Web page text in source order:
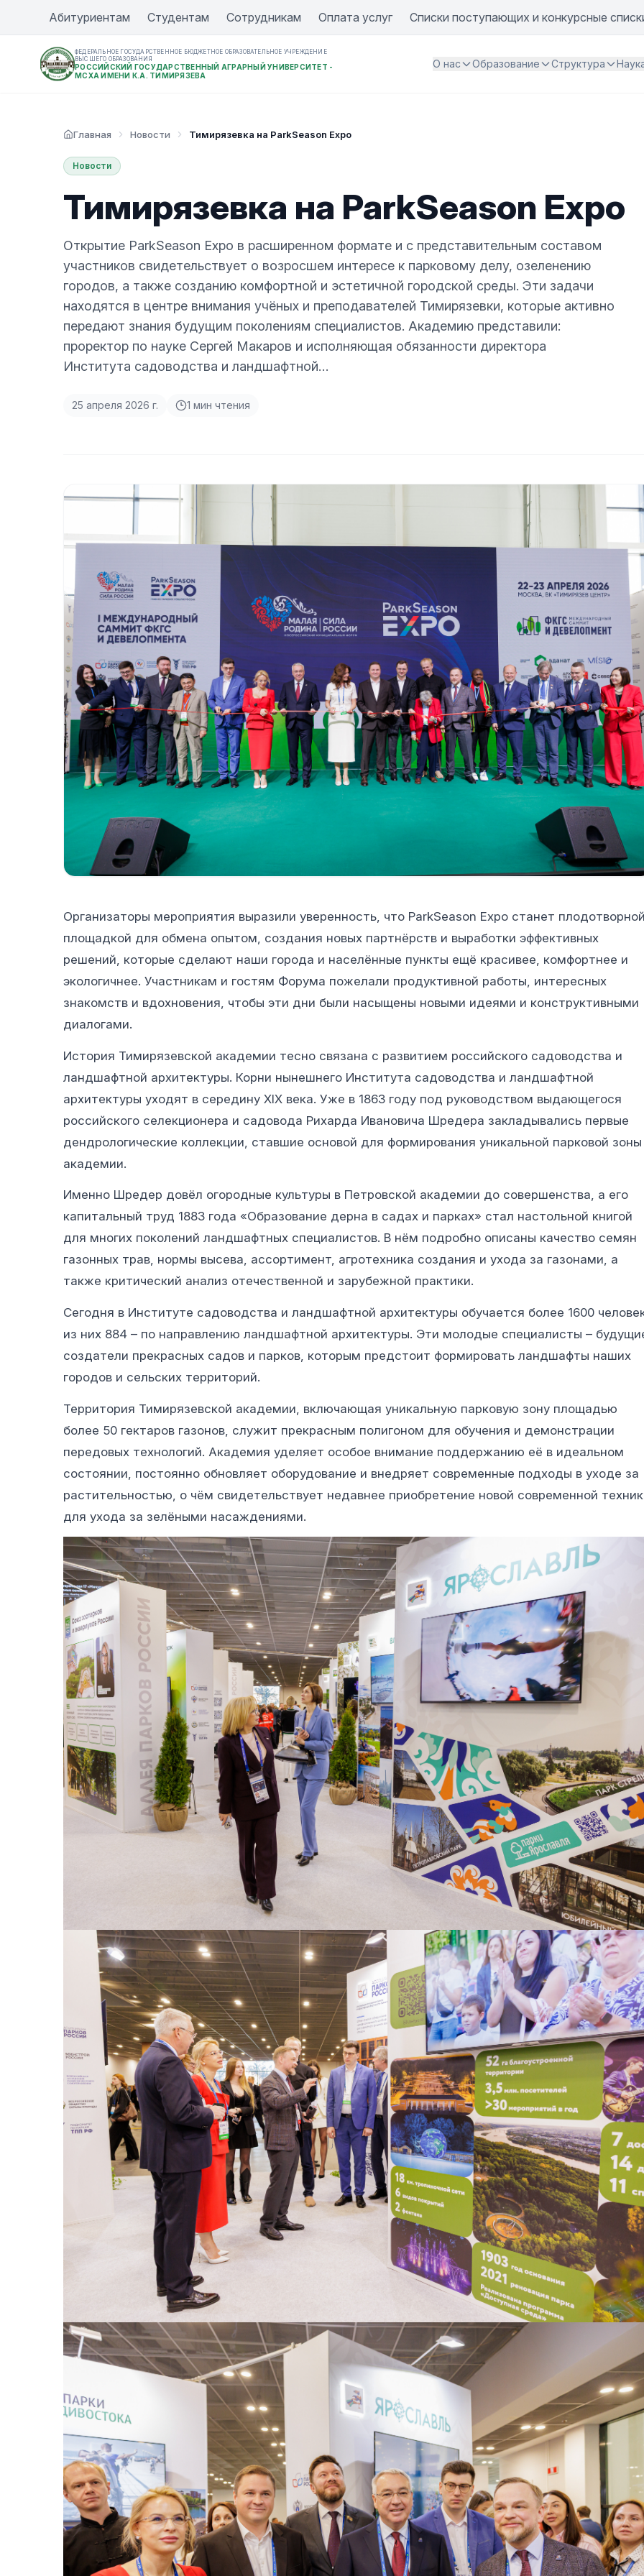
Абитуриентам Студентам Сотрудникам Оплата услуг Списки поступающих и конкурсные
ФЕДЕРАЛЬНОЕ ГОСУДАРСТВЕННОЕ БЮДЖЕТНОЕ ОБРАЗОВАТЕЛЬНОЕ УЧРЕЖДЕНИЕ
ВЫСШЕГО ОБРАЗОВАНИЯ
РОССИЙСКИЙ ГОСУДАРСТВЕННЫЙ АГРАРНЫЙ УНИВЕРСИТЕТ -
МСХА ИМЕНИ К.А. ТИМИРЯЗЕВА
О нас Образование Структура
Главная Новости Тимирязевка на ParkSeason Expo
Новости
Тимирязевка на ParkSeason Expo
Открытие ParkSeason Expo в расширенном формате и с представительным составом
участников свидетельствует о возросшем интересе к парковому делу, озеленению
городов, а также созданию комфортной и эстетичной городской среды. Эти задачи
находятся в центре внимания учёных и преподавателей Тимирязевки, которые активно
передают знания будущим поколениям специалистов. Академию представили:
проректор по науке Сергей Макаров и исполняющая обязанности директора
Института садоводства и ландшафтной…
25 апреля 2026 г. 1 мин чтения
Организаторы мероприятия выразили уверенность, что ParkSeason Expo станет
площадкой для обмена опытом, создания новых партнёрств и выработки эффективных
решений, которые сделают наши города и населённые пункты ещё красивее, комфортнее и
экологичнее. Участникам и гостям Форума пожелали продуктивной работы, интересных
знакомств и вдохновения, чтобы эти дни были насыщены новыми идеями и конструктивными
диалогами.
История Тимирязевской академии тесно связана с развитием российского садоводства и
ландшафтной архитектуры. Корни нынешнего Института садоводства и ландшафтной
архитектуры уходят в середину XIX века. Уже в 1863 году под руководством выдающегося
российского селекционера и садовода Рихарда Ивановича Шредера закладывались первые
дендрологические коллекции, ставшие основой для формирования уникальной парковой зоны
академии.
Именно Шредер довёл огородные культуры в Петровской академии до совершенства, а его
капитальный труд 1883 года «Образование дерна в садах и парках» стал настольной книгой
для многих поколений ландшафтных специалистов. В нём подробно описаны качество семян
газонных трав, нормы высева, ассортимент, агротехника создания и ухода за газонами, а
также критический анализ отечественной и зарубежной практики.
Сегодня в Институте садоводства и ландшафтной архитектуры обучается более 1600
из них 884 – по направлению ландшафтной архитектуры. Эти молодые специалисты –
создатели прекрасных садов и парков, которым предстоит формировать ландшафты наших
городов и сельских территорий.
Территория Тимирязевской академии, включающая уникальную парковую зону площадью
более 50 гектаров газонов, служит прекрасным полигоном для обучения и демонстрации
передовых технологий. Академия уделяет особое внимание поддержанию её в идеальном
состоянии, постоянно обновляет оборудование и внедряет современные подходы в уходе за
растительностью, о чём свидетельствует недавнее приобретение новой современной
для ухода за зелёными насаждениями.